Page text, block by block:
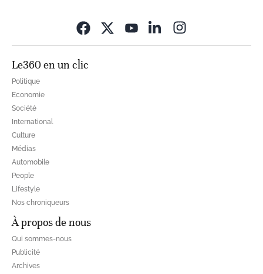
Le360 en un clic
Politique
Economie
Société
International
Culture
Médias
Automobile
People
Lifestyle
Nos chroniqueurs
À propos de nous
Qui sommes-nous
Publicité
Archives